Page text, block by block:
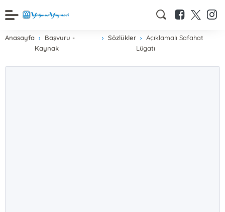
Anasayfa
Başvuru -
Kaynak
Sözlükler
Açıklamalı Safahat
Lügatı